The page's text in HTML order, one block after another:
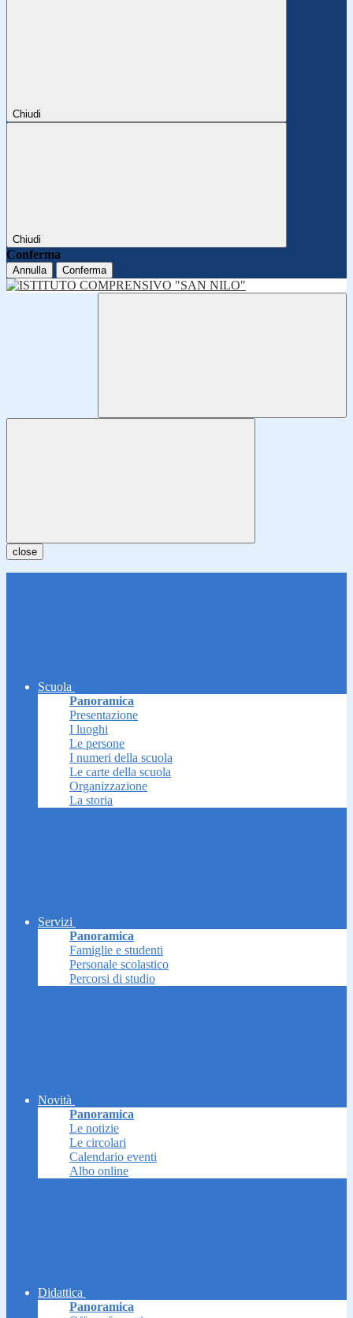
Chiudi
Chiudi
Conferma
Annulla Conferma
close
Scuola
Panoramica
Presentazione
I luoghi
Le persone
I numeri della scuola
Le carte della scuola
Organizzazione
La storia
Servizi
Panoramica
Famiglie e studenti
Personale scolastico
Percorsi di studio
Novità
Panoramica
Le notizie
Le circolari
Calendario eventi
Albo online
Didattica
Panoramica